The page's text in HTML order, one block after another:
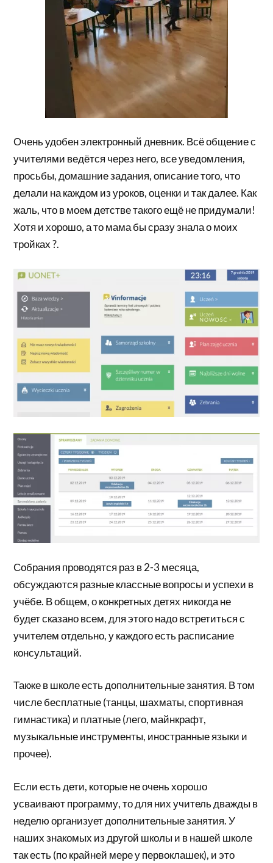
Очень удобен электронный дневник. Всё общение с
учителями ведётся через него, все уведомления,
просьбы, домашние задания, описание того, что
делали на каждом из уроков, оценки и так далее. Как
жаль, что в моем детстве такого ещё не придумали!
Хотя и хорошо, а то мама бы сразу знала о моих
тройках ?.
Собрания проводятся раз в 2-3 месяца,
обсуждаются разные классные вопросы и успехи в
учёбе. В общем, о конкретных детях никогда не
будет сказано всем, для этого надо встретиться с
учителем отдельно, у каждого есть расписание
консультаций.
Также в школе есть дополнительные занятия. В том
числе бесплатные (танцы, шахматы, спортивная
гимнастика) и платные (лего, майнкрафт,
музыкальные инструменты, иностранные языки и
прочее).
Если есть дети, которые не очень хорошо
усваивают программу, то для них учитель дважды в
неделю организует дополнительные занятия. У
наших знакомых из другой школы и в нашей школе
так есть (по крайней мере у первоклашек), и это